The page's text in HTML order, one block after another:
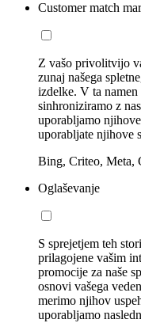
Customer match
Z vašo privolitvijo
zunaj našega
izdelke. V ta namen
sinhroniziramo z
uporabljamo
uporabljate njihove
Bing, Criteo, Meta,
Oglaševanje
S sprejetjem teh
prilagojene vašim
promocije za naše
osnovi vašega
merimo njihov
uporabljamo